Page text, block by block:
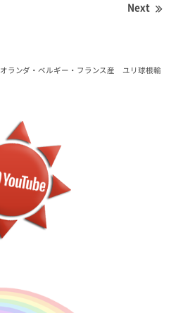
Next
オランダ・ベルギー・フランス産 ユリ球根輸